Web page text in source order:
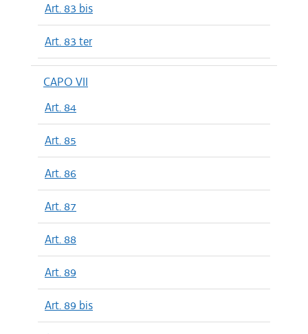
Art. 83 bis
Art. 83 ter
CAPO VII
Art. 84
Art. 85
Art. 86
Art. 87
Art. 88
Art. 89
Art. 89 bis